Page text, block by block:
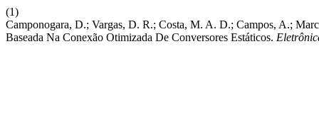
(1)
Camponogara, D.; Vargas, D. R.; Costa, M. A. D.; Campos, A.;
Baseada Na Conexão Otimizada De Conversores Estáticos.